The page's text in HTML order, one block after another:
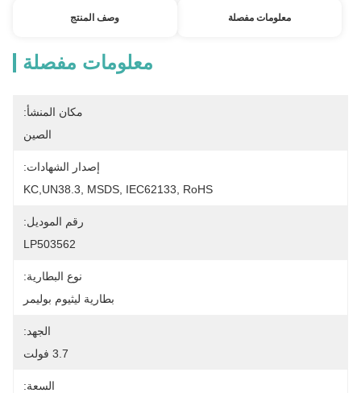
معلومات مفصلة وصف المنتج
معلومات مفصلة
مكان المنشأ:
الصين
إصدار الشهادات:
KC,UN38.3, MSDS, IEC62133, RoHS
رقم الموديل:
LP503562
نوع البطارية:
بطارية ليثيوم بوليمر
الجهد:
3.7 فولت
السعة: